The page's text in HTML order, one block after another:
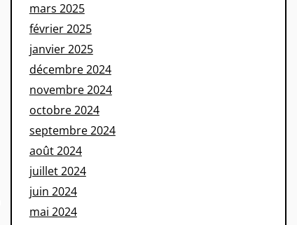
mars 2025
février 2025
janvier 2025
décembre 2024
novembre 2024
octobre 2024
septembre 2024
août 2024
juillet 2024
juin 2024
mai 2024